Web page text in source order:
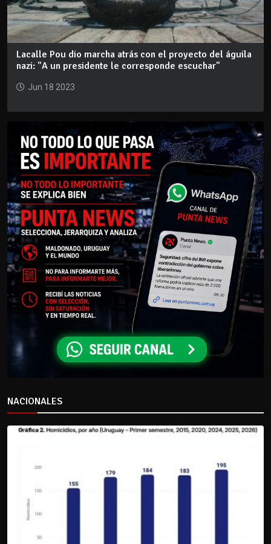
Lacalle Pou dio marcha atrás con el proyecto del águila
nazi: "A un presidente le corresponde escuchar"
Jun 18 2023
NACIONALES